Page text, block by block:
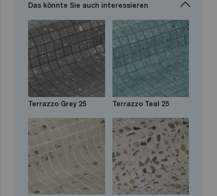
Das könnte Sie auch interessieren
Terrazzo Grey 25 Terrazzo Teal 25